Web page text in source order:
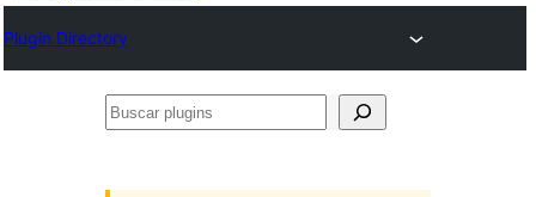
Plugin Directory
Buscar